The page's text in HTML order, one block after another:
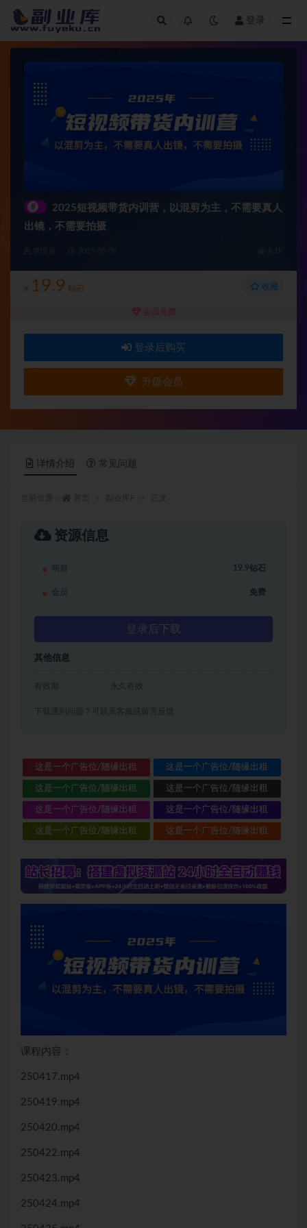
登录
#
2025短视频带货内训营，以混剪为主，不需要真人
出镜，不需要拍摄
¥ 19.9 钻石 收藏
会员免费
登录后购买
升级会员
详情介绍 常见问题
资源信息
萌新 19.9钻石
会员 免费
登录后下载
其他信息
有效期 永久有效
下载遇到问题？可联系客服或留言反馈
这是一个广告位/随缘出租 这是一个广告位/随缘出租
这是一个广告位/随缘出租 这是一个广告位/随缘出租
这是一个广告位/随缘出租 这是一个广告位/随缘出租
这是一个广告位/随缘出租 这是一个广告位/随缘出租
课程内容：
250417.mp4
250419.mp4
250420.mp4
250422.mp4
250423.mp4
250424.mp4